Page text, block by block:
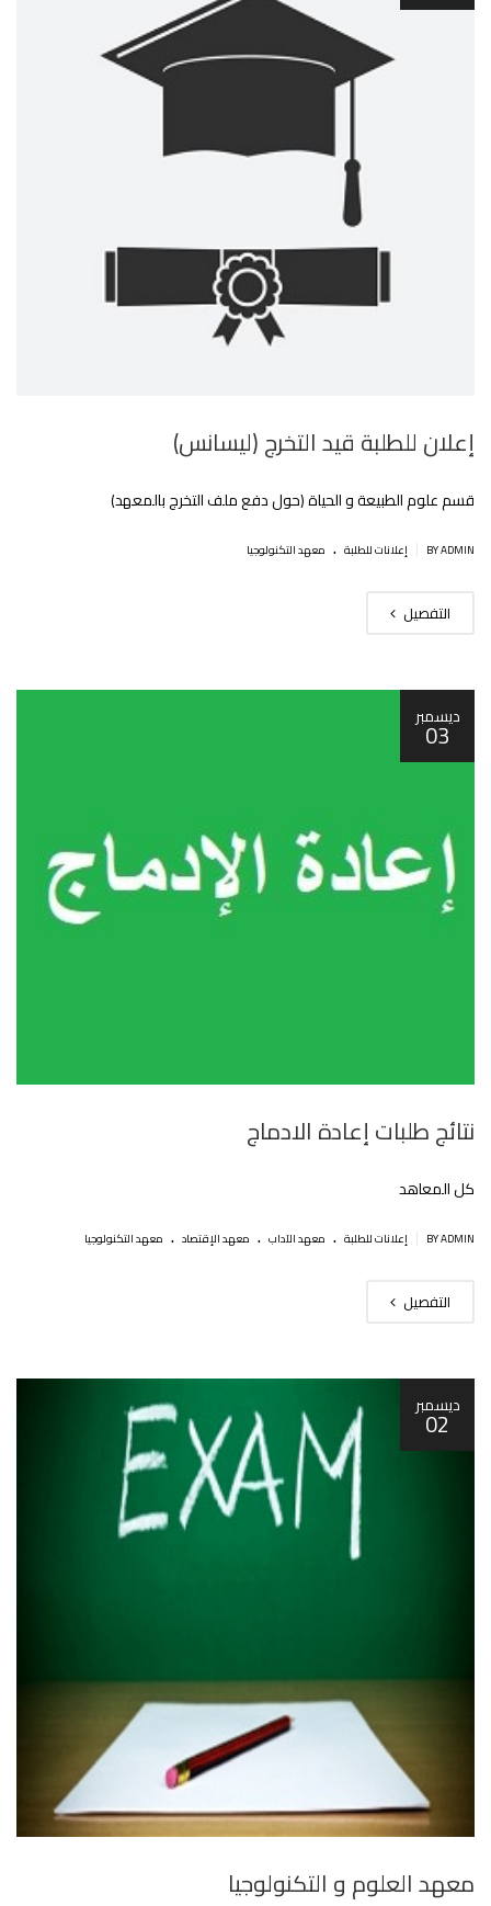
إعلان للطلبة قيد التخرج (ليسانس)
قسم علوم الطبيعة و الحياة (حول دفع ملف التخرج بالمعهد)
BY ADMIN إعلانات للطلبة . معهد التكنولوجيا
التفصيل
ديسمبر
03
نتائج طلبات إعادة الادماج
كل المعاهد
BY ADMIN إعلانات للطلبة . معهد الآداب . معهد الإقتصاد . معهد التكنولوجيا
التفصيل
ديسمبر
02
معهد العلوم و التكنولوجيا